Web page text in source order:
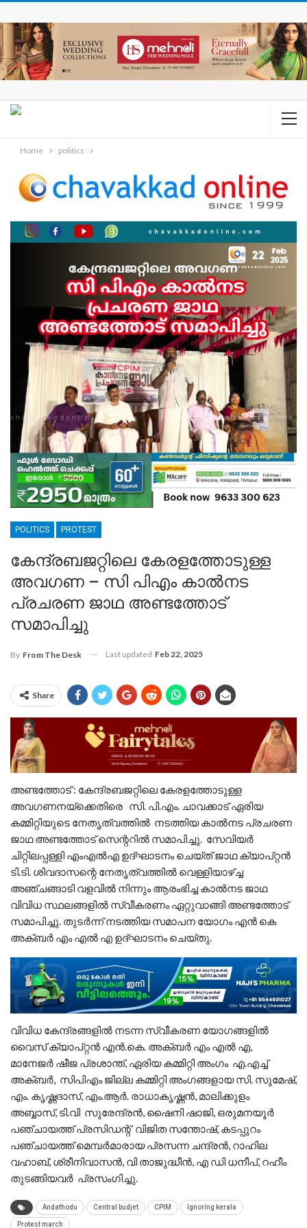
Home politics
POLITICS PROTEST
കേന്ദ്രബജറ്റിലെ കേരളത്തോടുള്ള
അവഗണ – സി പിഎം കാൽനട
പ്രചരണ ജാഥ അണ്ടത്തോട്
സമാപിച്ചു
By From The Desk Last updated Feb 22, 2025
Share
അണ്ടത്തോട് : കേന്ദ്രബജറ്റിലെ കേരളത്തോടുള്ള
അവഗണനയ്ക്കെതിരെ സി. പി.എം. ചാവക്കാട് ഏരിയ
കമ്മിറ്റിയുടെ നേതൃത്വത്തിൽ നടത്തിയ കാൽനട പ്രചരണ
ജാഥ അണ്ടത്തോട് സെന്ററിൽ സമാപിച്ചു. സേവിയർ
ചിറ്റിലപ്പള്ളി എംഎൽഎ ഉദ്ഘാടനം ചെയ്ത് ജാഥ ക്യാപ്റ്റൻ
ടി.ടി. ശിവദാസന്റെ നേതൃത്വത്തിൽ വെള്ളിയാഴ്ച്ച
അഞ്ചങ്ങാടി വളവിൽ നിന്നും ആരംഭിച്ച കാൽനട ജാഥ
വിവിധ സ്ഥലങ്ങളിൽ സ്വീകരണം ഏറ്റുവാങ്ങി അണ്ടത്തോട്
സമാപിച്ചു. തുടർന്ന് നടത്തിയ സമാപന യോഗം എൻ കെ
അക്ബർ എം എൽ എ ഉദ്ഘാടനം ചെയ്തു.
വിവിധ കേന്ദ്രങ്ങളിൽ നടന്ന സ്വീകരണ യോഗങ്ങളിൽ
വൈസ് ക്യാപ്റ്റൻ എൻ.കെ. അക്ബർ എം എൽ എ,
മാനേജർ ഷീജ പ്രശാന്ത്, ഏരിയ കമ്മിറ്റി അംഗം എ.എച്ച്
അക്ബർ, സിപിഎം ജില്ല കമ്മിറ്റി അംഗങ്ങളായ സി. സുമേഷ്,
എം. കൃഷ്ണദാസ്, എം.ആർ. രാധാകൃഷ്ണൻ, മാലിക്കുളം
അബ്ബാസ്, ടി.വി സുരേന്ദ്രൻ, ഷൈനി ഷാജി, ഒരുമനയൂർ
പഞ്ചായത്ത് പ്രസിഡന്റ് വിജിത സന്തോഷ്, കടപ്പുറം
പഞ്ചായത്ത് മെമ്പർമാരായ പ്രസന്ന ചന്ദ്രൻ, റാഹില
വഹാബ്, ശ്രീനിവാസൻ, വി താജുദ്ധീൻ, എ ഡി ധനീപ്, റഹീം
തുടങ്ങിയവർ പ്രസംഗിച്ചു.
Andathodu Central budjet CPIM Ignoring kerala
Protest march